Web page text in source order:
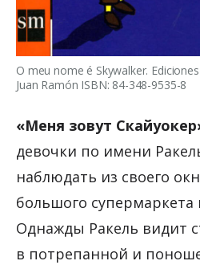
O meu nome é Skywalker.
Juan Ramón ISBN: 84-348-9535-8
«Меня зовут
девочки по имени
наблюдать из своего
большого супермаркета
Однажды Ракель видит
в потрепанной и